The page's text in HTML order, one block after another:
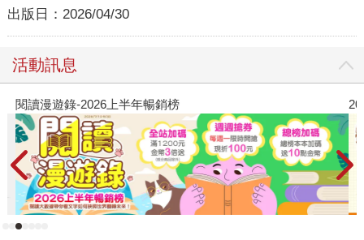
出版日： 2026/04/30
活動訊息
閱讀漫遊錄-2026上半年暢銷榜